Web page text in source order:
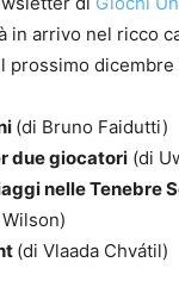
in arrivo nel ricco
prossimo
(di Bruno Faidutti)
due giocatori (di
nelle Tenebre
(di Vlaada Chvátil)